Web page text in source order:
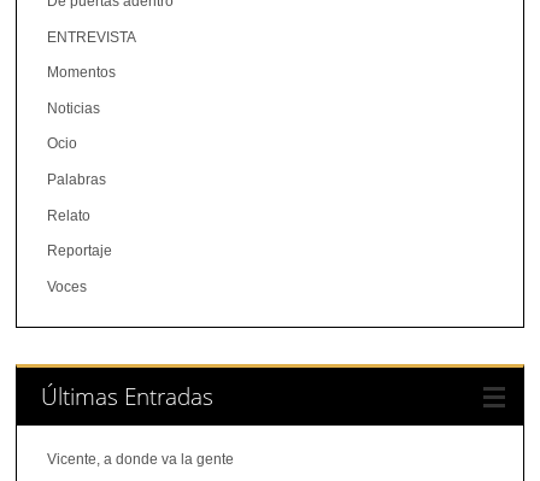
ENTREVISTA
Momentos
Noticias
Ocio
Palabras
Relato
Reportaje
Voces
Últimas Entradas
Vicente, a donde va la gente